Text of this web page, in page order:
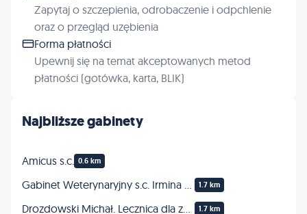
Najbliższe gabinety
Amicus s.c. 0.6 km
1.7 km
1.7 km
Zapytaj o szczepienia, odrobaczenie i odpchlenie
oraz o przegląd uzębienia
Forma płatności
Upewnij się na temat akceptowanych metod
płatności (gotówka, karta, BLIK)